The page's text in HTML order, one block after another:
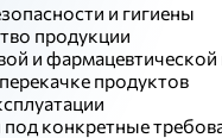
и гигиены
продукции
и
продуктов
конкретные